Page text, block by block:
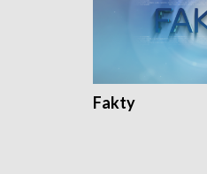
Fakty